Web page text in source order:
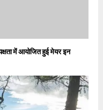
में आयोजित हुई मेयर इन